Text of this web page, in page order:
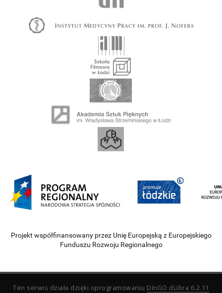
Projekt współfinansowany przez Unię Europejską z Europejskiego
Funduszu Rozwoju Regionalnego
Ten serwis działa dzięki oprogramowaniu DInGO dLibra 6.2.11